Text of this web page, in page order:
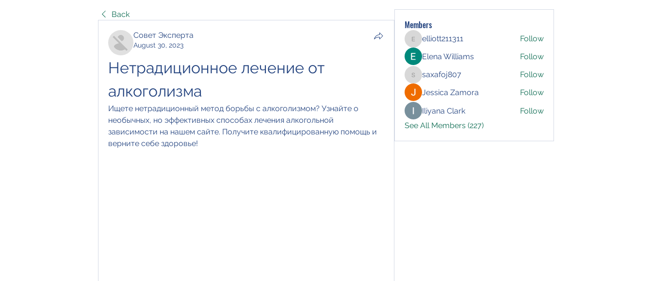
Back
Совет Эксперта
August 30, 2023
Нетрадиционное лечение от
алкоголизма
Ищете нетрадиционный метод борьбы с алкоголизмом? Узнайте о
необычных, но эффективных способах лечения алкогольной
зависимости на нашем сайте. Получите квалифицированную помощь и
верните себе здоровье!
Members
elliott211311
elliott211311
Follow
Elena Williams
Follow
saxafoj807
saxafoj807
Follow
Jessica Zamora
Follow
Iliyana Clark
Follow
See All Members (227)